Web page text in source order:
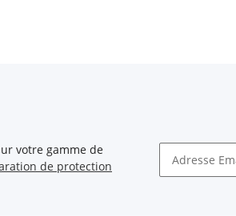
votre gamme de
de protection